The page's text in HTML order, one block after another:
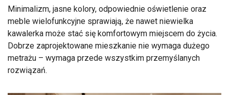
Minimalizm, jasne kolory, odpowiednie oświetlenie oraz
meble wielofunkcyjne sprawiają, że nawet niewielka
kawalerka może stać się komfortowym miejscem do życia.
Dobrze zaprojektowane mieszkanie nie wymaga dużego
metrażu – wymaga przede wszystkim przemyślanych
rozwiązań.